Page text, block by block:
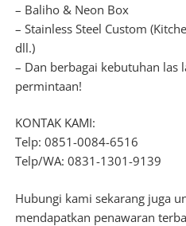
– Baliho & Neon Box
– Stainless Steel Custom
dll.)
– Dan berbagai kebutuhan las
permintaan!
KONTAK KAMI:
Telp: 0851-0084-6516
Telp/WA: 0831-1301-9139
Hubungi kami sekarang juga
mendapatkan penawaran